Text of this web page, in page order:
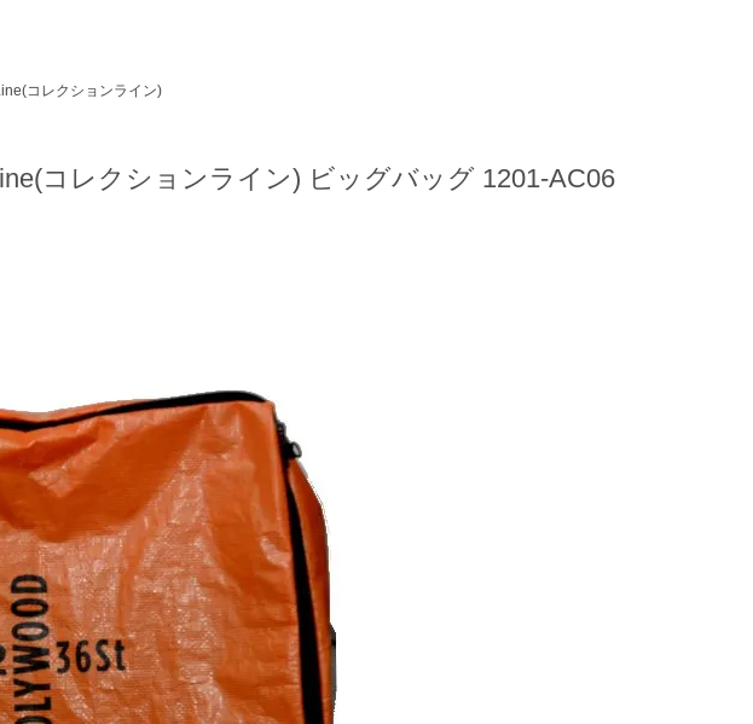
コレクションライン)
コレクションライン) ビッグバッグ 1201-AC06